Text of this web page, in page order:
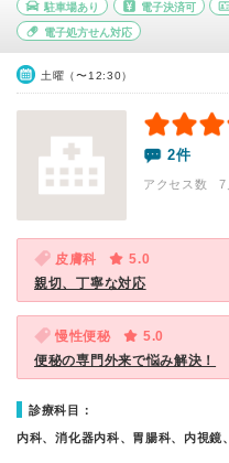
駐車場あり 電子決済可
電子処方せん対応
土曜（〜12:30）
2件
アクセス数 7
皮膚科
5.0
親切、丁寧な対応
慢性便秘
5.0
便秘の専門外来で悩み解決！
診療科目：
内科、消化器内科、胃腸科、内視鏡